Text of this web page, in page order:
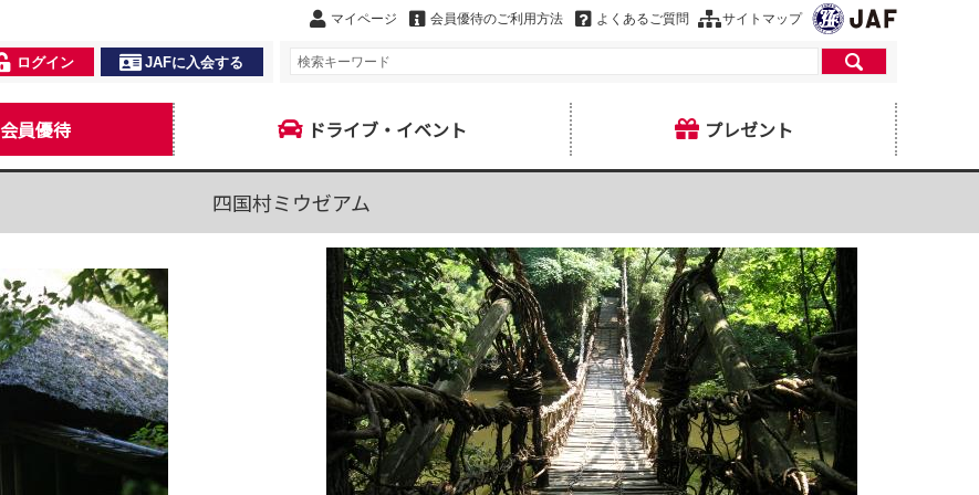
マイページ 会員優待のご利用方法 よくあるご質問 サイトマップ
ログイン JAFに入会する
会員優待 ドライブ・イベント プレゼント
四国村ミウゼアム